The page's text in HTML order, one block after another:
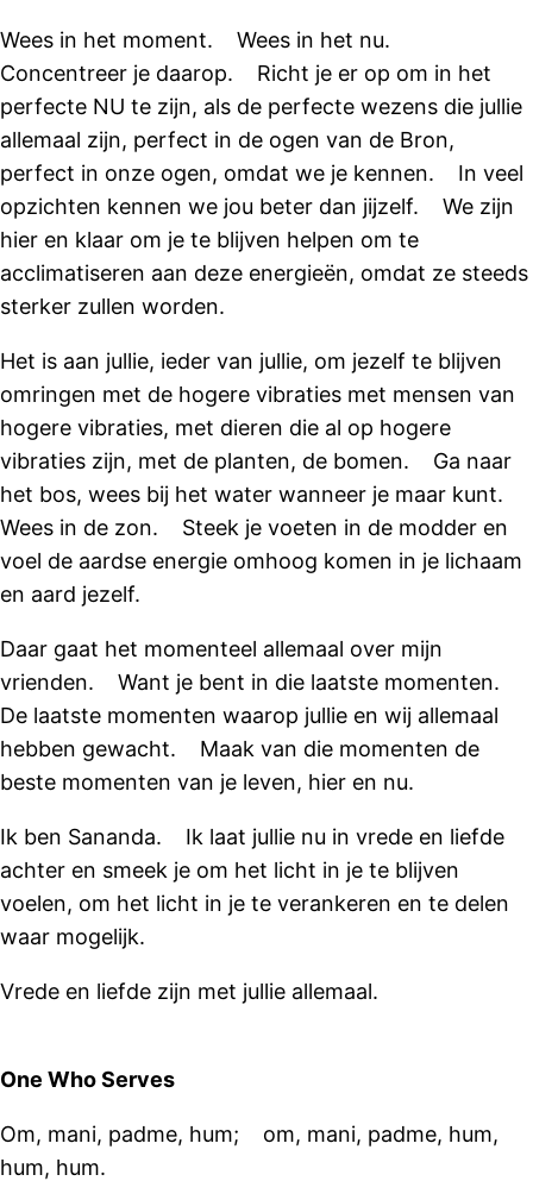
Wees in het moment. Wees in het nu.
Concentreer je daarop. Richt je er op om in het
perfecte NU te zijn, als de perfecte wezens die jullie
allemaal zijn, perfect in de ogen van de Bron,
perfect in onze ogen, omdat we je kennen. In veel
opzichten kennen we jou beter dan jijzelf. We zijn
hier en klaar om je te blijven helpen om te
acclimatiseren aan deze energieën, omdat ze steeds
sterker zullen worden.
Het is aan jullie, ieder van jullie, om jezelf te blijven
omringen met de hogere vibraties met mensen van
hogere vibraties, met dieren die al op hogere
vibraties zijn, met de planten, de bomen. Ga naar
het bos, wees bij het water wanneer je maar kunt.
Wees in de zon. Steek je voeten in de modder en
voel de aardse energie omhoog komen in je lichaam
en aard jezelf.
Daar gaat het momenteel allemaal over mijn
vrienden. Want je bent in die laatste momenten.
De laatste momenten waarop jullie en wij allemaal
hebben gewacht. Maak van die momenten de
beste momenten van je leven, hier en nu.
Ik ben Sananda. Ik laat jullie nu in vrede en liefde
achter en smeek je om het licht in je te blijven
voelen, om het licht in je te verankeren en te delen
waar mogelijk.
Vrede en liefde zijn met jullie allemaal.
One Who Serves
Om, mani, padme, hum; om, mani, padme, hum,
hum, hum.